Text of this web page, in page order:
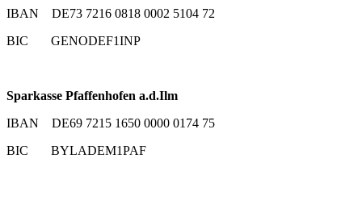
IBAN DE73 7216 0818 0002 5104 72
BIC GENODEF1INP
Sparkasse Pfaffenhofen a.d.Ilm
IBAN DE69 7215 1650 0000 0174 75
BIC BYLADEM1PAF